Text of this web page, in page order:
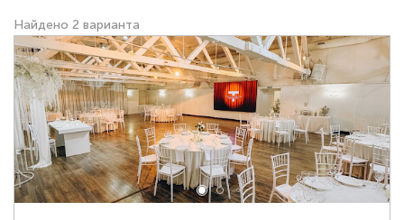
Найдено 2 варианта